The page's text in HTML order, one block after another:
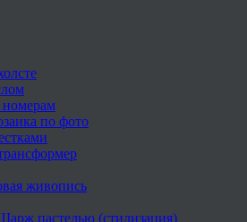
по фото
живопись
пастелью (стилизация)